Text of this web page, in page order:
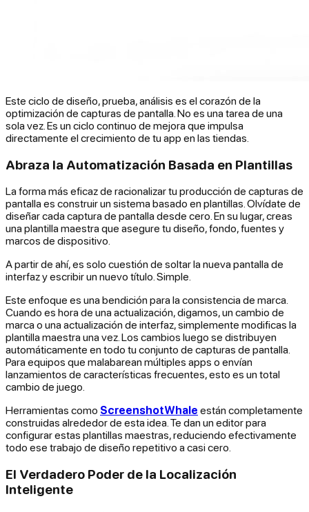
Este ciclo de diseño, prueba, análisis es el corazón de la
optimización de capturas de pantalla. No es una tarea de una
sola vez. Es un ciclo continuo de mejora que impulsa
directamente el crecimiento de tu app en las tiendas.
Abraza la Automatización Basada en Plantillas
La forma más eficaz de racionalizar tu producción de capturas de
pantalla es construir un sistema basado en plantillas. Olvídate de
diseñar cada captura de pantalla desde cero. En su lugar, creas
una plantilla maestra que asegure tu diseño, fondo, fuentes y
marcos de dispositivo.
A partir de ahí, es solo cuestión de soltar la nueva pantalla de
interfaz y escribir un nuevo título. Simple.
Este enfoque es una bendición para la consistencia de marca.
Cuando es hora de una actualización, digamos, un cambio de
marca o una actualización de interfaz, simplemente modificas la
plantilla maestra una vez. Los cambios luego se distribuyen
automáticamente en todo tu conjunto de capturas de pantalla.
Para equipos que malabarean múltiples apps o envían
lanzamientos de características frecuentes, esto es un total
cambio de juego.
Herramientas como ScreenshotWhale están completamente
construidas alrededor de esta idea. Te dan un editor para
configurar estas plantillas maestras, reduciendo efectivamente
todo ese trabajo de diseño repetitivo a casi cero.
El Verdadero Poder de la Localización
Inteligente